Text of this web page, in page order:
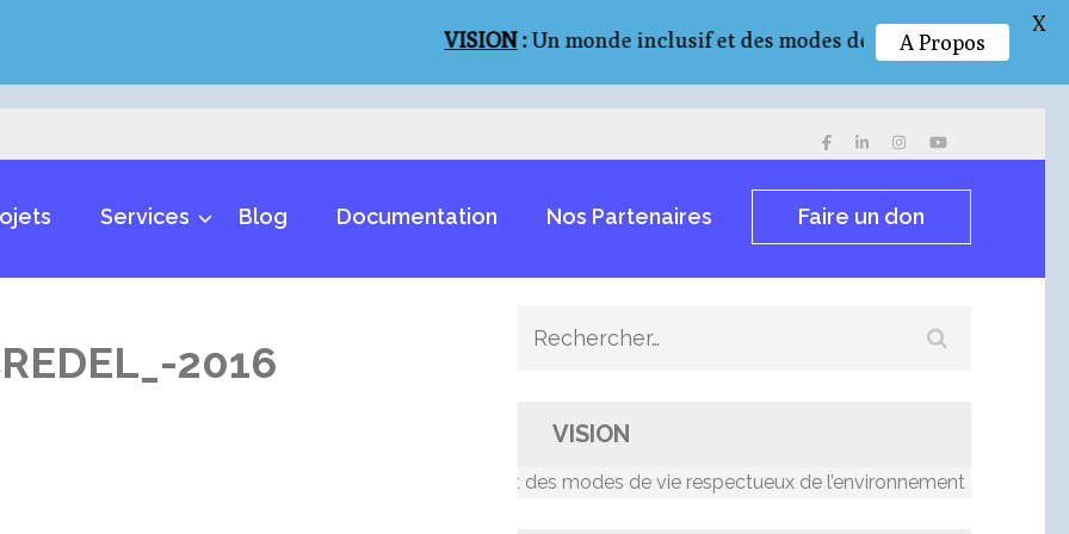
Services Blog Documentation Nos Partenaires Faire un don
2016
Rechercher :
VISION
Un monde inclusif et des modes de vie respectueux de l’environnement et résilients
VISION:Un monde inclusif et des modes de vie respectueux de
A Propos
X